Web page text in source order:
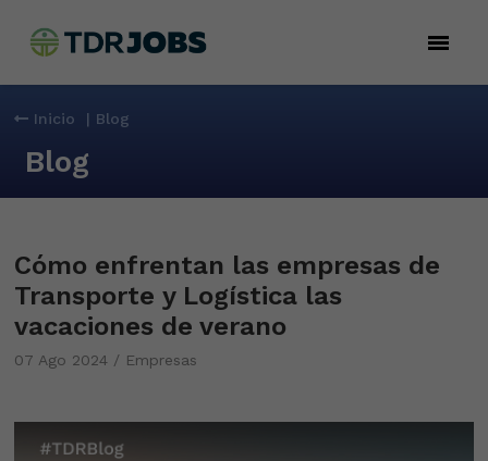

Inicio | Blog
Blog
Cómo enfrentan las empresas de
Transporte y Logística las
vacaciones de verano
07 Ago 2024 / Empresas